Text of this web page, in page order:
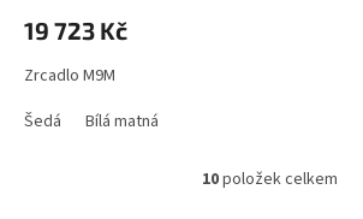
19 723 Kč
Zrcadlo M9M
Šedá
Bílá matná
O
10položek celkem